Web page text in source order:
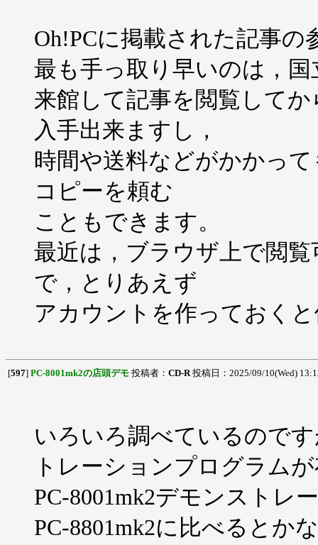
Oh!PCに掲載された記事の
最も手っ取り早いのは，
来館して記事を閲覧して
入手出来ますし，
時間や送料などがかかっ
コピーを頼む
こともできます。
最近は，ブラウザ上で閲
で，とりあえず
アカウントを作っておく
[597] PC-8001mk2の店頭デモ 投稿者： CD-R投稿日：2025/09/10(Wed)
いろいろ調べているので
トレーションプログラム
PC-8001mk2デモンストレ
PC-8801mk2に比べるとか